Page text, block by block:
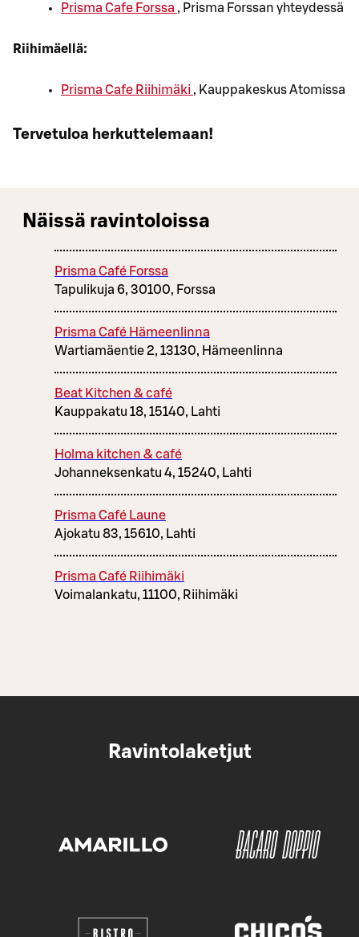
Prisma Cafe Forssa , Prisma Forssan yhteydessä
Riihimäellä:
Prisma Cafe Riihimäki , Kauppakeskus Atomissa
Tervetuloa herkuttelemaan!
Näissä ravintoloissa
Prisma Café Forssa
Tapulikuja 6, 30100, Forssa
Prisma Café Hämeenlinna
Wartiamäentie 2, 13130, Hämeenlinna
Beat Kitchen & café
Kauppakatu 18, 15140, Lahti
Holma kitchen & café
Johanneksenkatu 4, 15240, Lahti
Prisma Café Laune
Ajokatu 83, 15610, Lahti
Prisma Café Riihimäki
Voimalankatu, 11100, Riihimäki
Ravintolaketjut